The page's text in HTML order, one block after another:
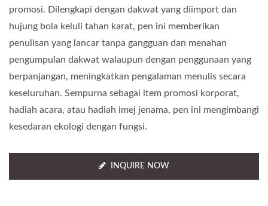
promosi. Dilengkapi dengan dakwat yang diimport dan
hujung bola keluli tahan karat, pen ini memberikan
penulisan yang lancar tanpa gangguan dan menahan
pengumpulan dakwat walaupun dengan penggunaan yang
berpanjangan, meningkatkan pengalaman menulis secara
keseluruhan. Sempurna sebagai item promosi korporat,
hadiah acara, atau hadiah imej jenama, pen ini mengimbangi
kesedaran ekologi dengan fungsi.
INQUIRE NOW